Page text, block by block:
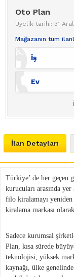
Oto Plan
Üyelik tarihi: 31
Mağazanın tüm
İş
Ev
İlan Detayları
Türkiye’ de her geçen
kurucuları arasında
filo kiralamayı
kiralama markası
Sadece kurumsal
Plan, kısa sürede
teknolojisi, yüksek
kaynağı, ülke